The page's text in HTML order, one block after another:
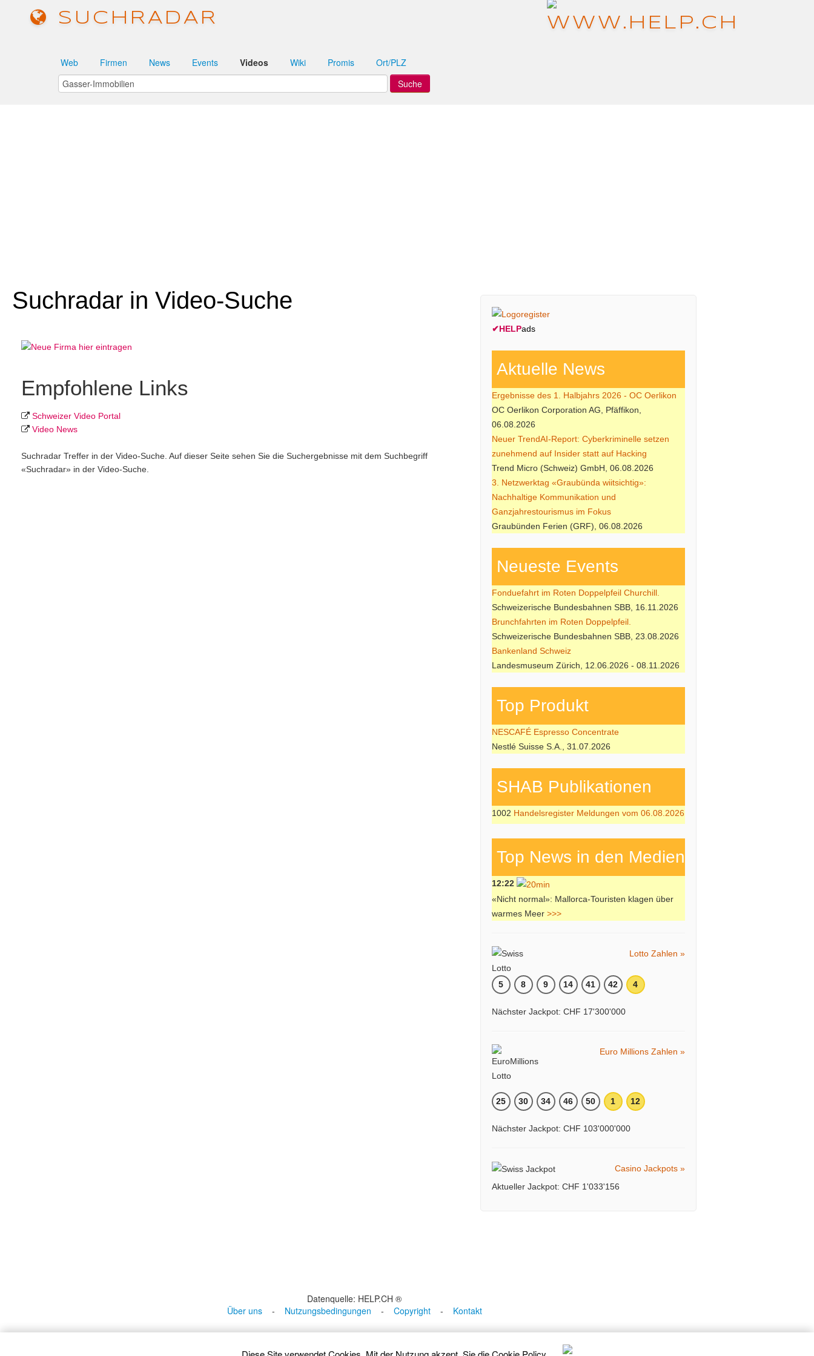
SUCHRADAR
Web Firmen News Events Videos Wiki Promis Ort/PLZ
Suchradar in Video-Suche
Empfohlene Links
Schweizer Video Portal
Video News
Suchradar Treffer in der Video-Suche. Auf dieser Seite sehen Sie die Suchergebnisse mit dem Suchbegriff
«Suchradar» in der Video-Suche.
✔HELPads
Aktuelle News
Ergebnisse des 1. Halbjahrs 2026 - OC Oerlikon
OC Oerlikon Corporation AG, Pfäffikon,
06.08.2026
Neuer TrendAI-Report: Cyberkriminelle setzen
zunehmend auf Insider statt auf Hacking
Trend Micro (Schweiz) GmbH, 06.08.2026
3. Netzwerktag «Graubünda wiitsichtig»:
Nachhaltige Kommunikation und
Ganzjahrestourismus im Fokus
Graubünden Ferien (GRF), 06.08.2026
Neueste Events
Fonduefahrt im Roten Doppelpfeil Churchill.
Schweizerische Bundesbahnen SBB, 16.11.2026
Brunchfahrten im Roten Doppelpfeil.
Schweizerische Bundesbahnen SBB, 23.08.2026
Bankenland Schweiz
Landesmuseum Zürich, 12.06.2026 - 08.11.2026
Top Produkt
NESCAFÉ Espresso Concentrate
Nestlé Suisse S.A., 31.07.2026
SHAB Publi­kati­onen
1002 Handelsregister Meldungen vom 06.08.2026
Top News in den Medien
12:22
«Nicht normal»: Mallorca-Touristen klagen über
warmes Meer >>>
Lotto Zahlen »
5 8 9 14 41 42 4
Nächster Jackpot: CHF 17'300'000
Euro Millions Zahlen »
25 30 34 46 50 1 12
Nächster Jackpot: CHF 103'000'000
Casino Jackpots »
Aktueller Jackpot: CHF 1'033'156
Datenquelle: HELP.CH ®
Über uns- Nutzungsbedingungen - Copyright- Kontakt